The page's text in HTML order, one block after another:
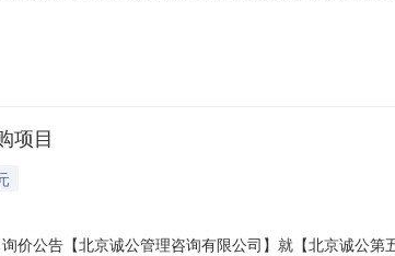
支撑单位，协助项目负责人完成现场检查、合同管理
项目
价公告【北京诚公管理咨询有限公司】就【北京诚公